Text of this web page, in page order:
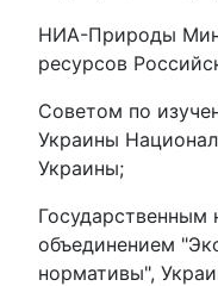
НИА-Природы
ресурсов
Советом по
Украины
Украины;
Государственным
объединением
нормативы",